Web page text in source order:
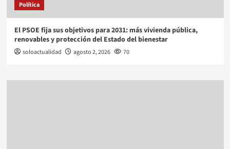
Política
El PSOE fija sus objetivos para 2031: más vivienda pública,
renovables y protección del Estado del bienestar
soloactualidad agosto 2, 2026 70